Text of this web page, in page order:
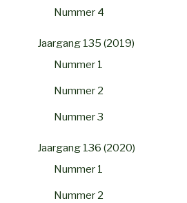
Nummer 4
Jaargang 135 (2019)
Nummer 1
Nummer 2
Nummer 3
Jaargang 136 (2020)
Nummer 1
Nummer 2